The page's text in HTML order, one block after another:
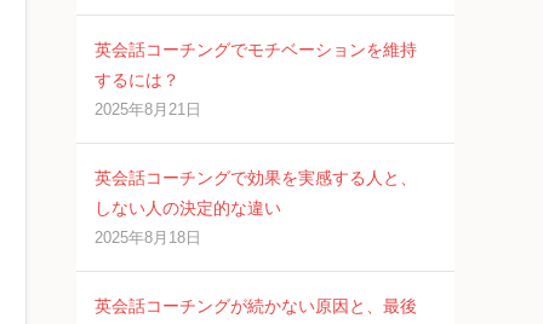
英会話コーチングでモチベーションを維持
するには？
2025年8月21日
英会話コーチングで効果を実感する人と、
しない人の決定的な違い
2025年8月18日
英会話コーチングが続かない原因と、最後